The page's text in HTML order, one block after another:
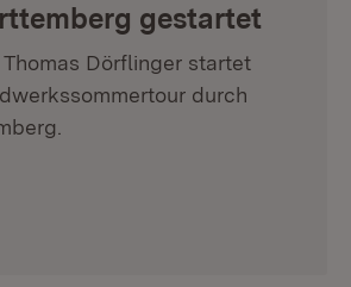
gestartet
Dörflinger startet
durch